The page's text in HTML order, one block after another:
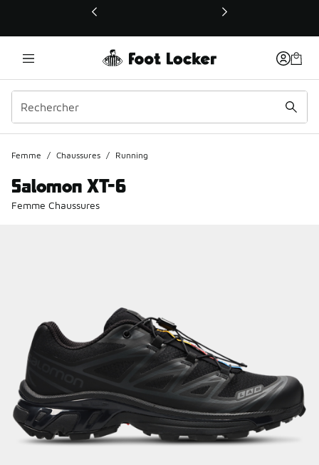
Ce lien ouvrira une nouvelle fenêtre
Femme / Chaussures / Running
Salomon XT-6
Femme Chaussures